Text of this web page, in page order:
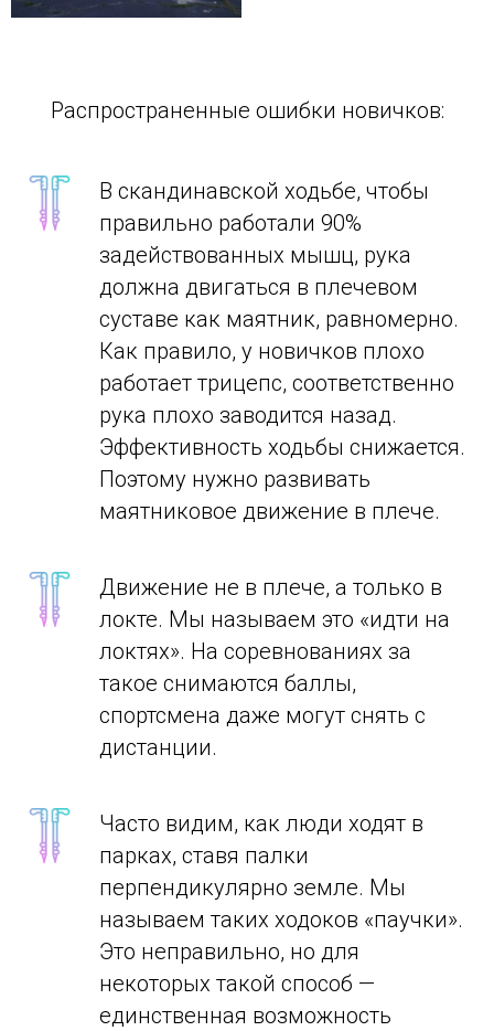
Распространенные ошибки новичков:
В скандинавской ходьбе, чтобы
правильно работали 90%
задействованных мышц, рука
должна двигаться в плечевом
суставе как маятник, равномерно.
Как правило, у новичков плохо
работает трицепс, соответственно
рука плохо заводится назад.
Эффективность ходьбы снижается.
Поэтому нужно развивать
маятниковое движение в плече.
Движение не в плече, а только в
локте. Мы называем это «идти на
локтях». На соревнованиях за
такое снимаются баллы,
спортсмена даже могут снять с
дистанции.
Часто видим, как люди ходят в
парках, ставя палки
перпендикулярно земле. Мы
называем таких ходоков «паучки».
Это неправильно, но для
некоторых такой способ —
единственная возможность